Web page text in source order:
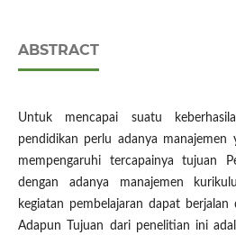
ABSTRACT
Untuk mencapai suatu
pendidikan perlu adanya manajemen
mempengaruhi tercapainya tujuan
dengan adanya manajemen
kegiatan pembelajaran dapat
Adapun Tujuan dari penelitian ini